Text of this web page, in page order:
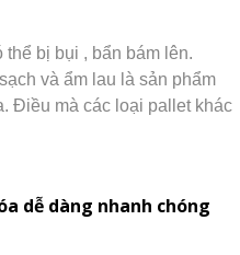
bị bụi , bẩn bám lên.
và ẩm lau là sản phẩm
Điều mà các loại pallet khác
dễ dàng nhanh chóng